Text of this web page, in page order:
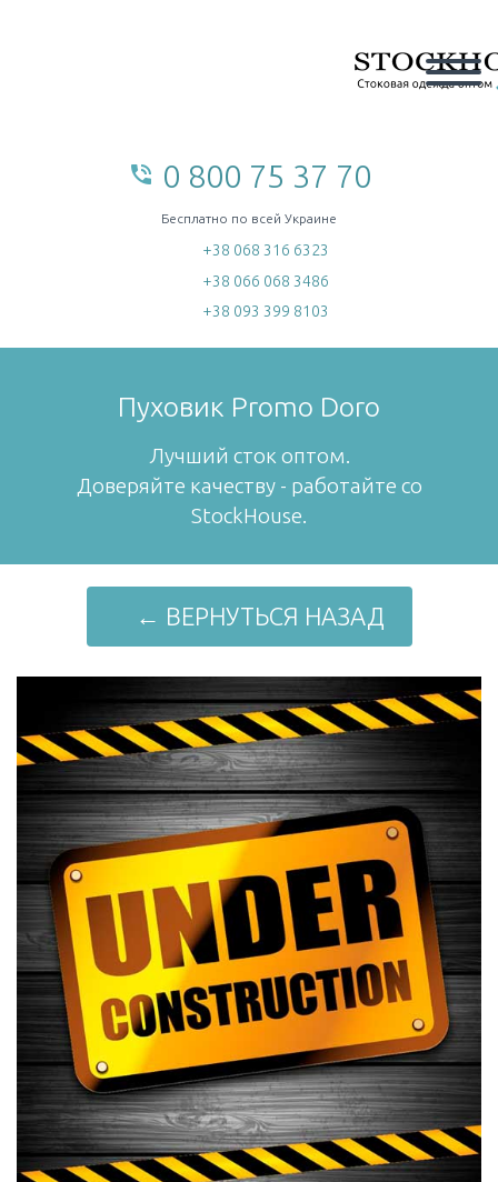
phone_in_talk 0 800 75 37 70
Бесплатно по всей Украине
+38 068 316 6323
+38 066 068 3486
+38 093 399 8103
Пуховик Promo Doro
Лучший сток оптом.
Доверяйте качеству - работайте со
StockHouse.
← ВЕРНУТЬСЯ НАЗАД